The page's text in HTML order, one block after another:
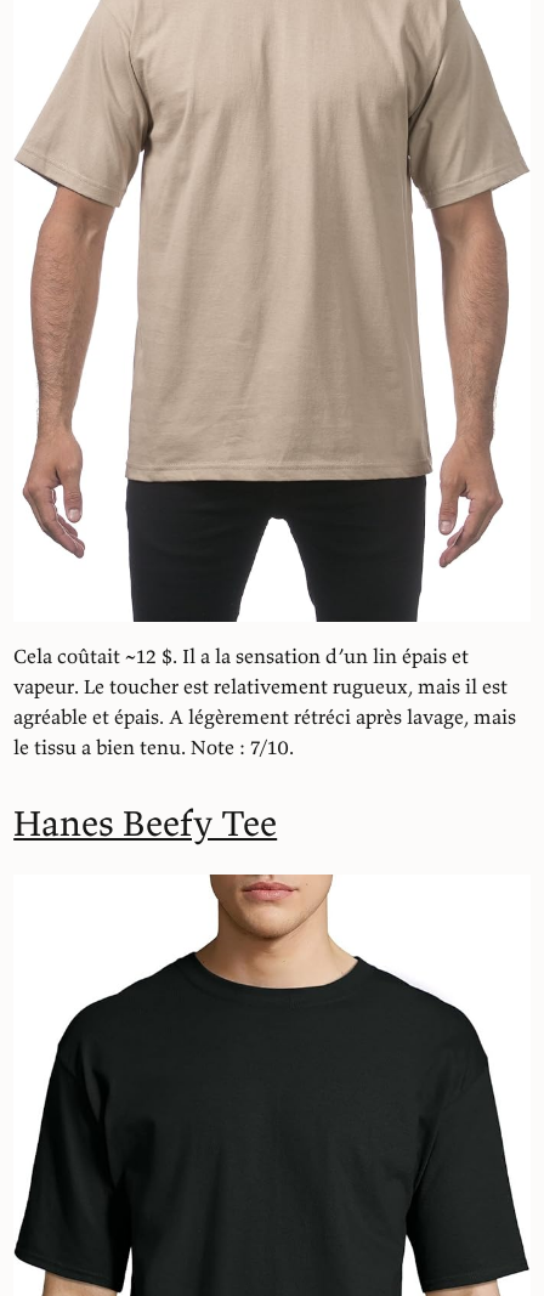
Cela coûtait ~12 $. Il a la sensation d’un lin épais et
vapeur. Le toucher est relativement rugueux, mais il est
agréable et épais. A légèrement rétréci après lavage, mais
le tissu a bien tenu. Note : 7/10.
Hanes Beefy Tee